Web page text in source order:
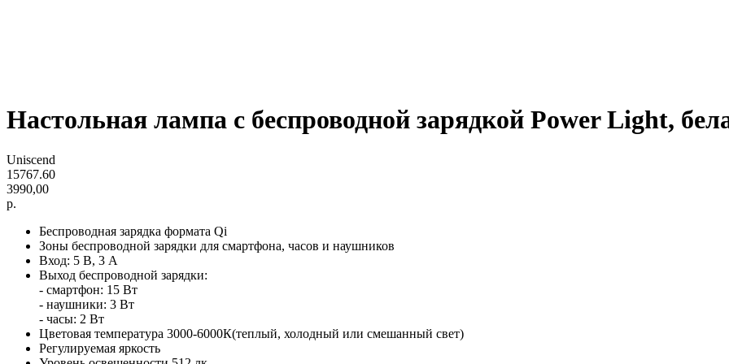
Настольная лампа с беспроводной зарядкой Power Light,
Uniscend
15767.60
3990,00
р.
Беспроводная зарядка формата Qi
Зоны беспроводной зарядки для смартфона, часов и наушников
Вход: 5 В, 3 A
Выход беспроводной зарядки:
- смартфон: 15 Вт
- наушники: 3 Вт
- часы: 2 Вт
Цветовая температура 3000-6000К(теплый, холодный или смешанный свет)
Регулируемая яркость